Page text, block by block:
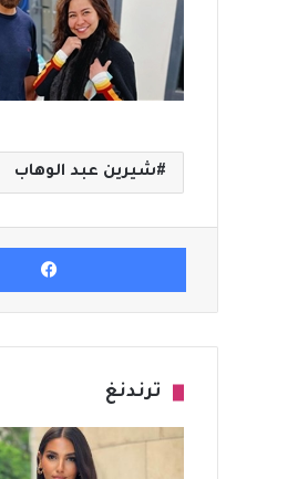
شيرين عبد الوهاب
ترندنغ